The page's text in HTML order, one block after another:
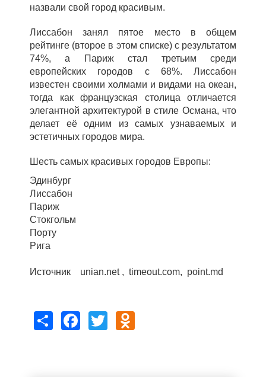
назвали свой город красивым.
Лиссабон занял пятое место в общем
рейтинге (второе в этом списке) с результатом
74%, а Париж стал третьим среди
европейских городов с 68%. Лиссабон
известен своими холмами и видами на океан,
тогда как французская столица отличается
элегантной архитектурой в стиле Османа, что
делает её одним из самых узнаваемых и
эстетичных городов мира.
Шесть самых красивых городов Европы:
Эдинбург
Лиссабон
Париж
Стокгольм
Порту
Рига
Источник unian.net , timeout.com, point.md
Share FacebookTwitter